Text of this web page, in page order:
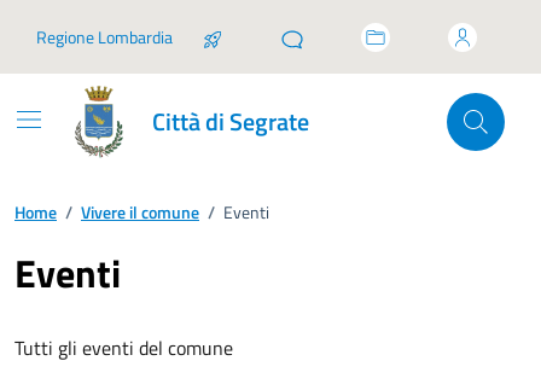
Regione Lombardia
Città di Segrate
Home / Vivere il comune / Eventi
Eventi
Tutti gli eventi del comune